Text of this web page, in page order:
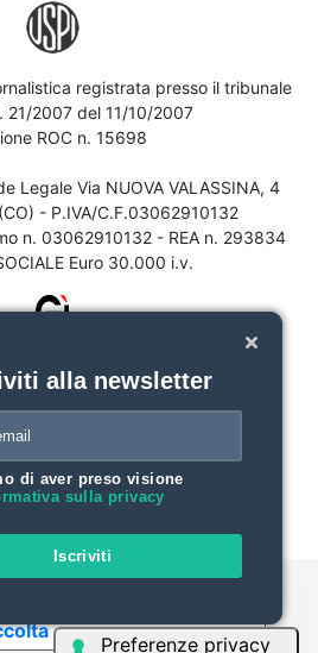
registrata presso il tribunale
21/2007 del 11/10/2007
ROC n. 15698
Legale Via NUOVA VALASSINA, 4
- P.IVA/C.F.03062910132
n. 03062910132 - REA n. 293834
Euro 30.000 i.v.
alla newsletter
di aver preso visione
sulla privacy
Iscriviti
relative alla privacy